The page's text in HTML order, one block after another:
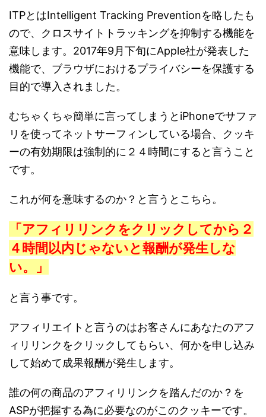
ITPとはIntelligent Tracking Preventionを略したも
ので、クロスサイトトラッキングを抑制する機能を
意味します。2017年9月下旬にApple社が発表した
機能で、ブラウザにおけるプライバシーを保護する
目的で導入されました。
むちゃくちゃ簡単に言ってしまうとiPhoneでサファ
リを使ってネットサーフィンしている場合、クッキ
ーの有効期限は強制的に２４時間にすると言うこと
です。
これが何を意味するのか？と言うとこちら。
「アフィリリンクをクリックしてから２
４時間以内じゃないと報酬が発生しな
い。」
と言う事です。
アフィリエイトと言うのはお客さんにあなたのアフ
ィリリンクをクリックしてもらい、何かを申し込み
して始めて成果報酬が発生します。
誰の何の商品のアフィリリンクを踏んだのか？を
ASPが把握する為に必要なのがこのクッキーです。